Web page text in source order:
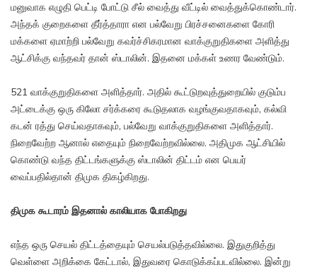
மனுவாக எழுதி பெட்டி போட்டு சீல் வைத்து வீட்டில் வைத்துக்கொண்டார்.
அந்தக் குறைகளை தீர்த்தாரா என பல்வேறு பிரச்சனைகளை கோரி
மக்களை ஏமாற்றி பல்வேறு கவர்ச்சிகரமான வாக்குறுதிகளை அளித்து
ஆட்சிக்கு வந்தவர் தான் ஸ்டாலின். இதனை மக்கள் உணர வேண்டும்.
521 வாக்குறுதிகளை அளித்தார். அதில் கூட்டுறவுத்துறையில் குடும்ப
அட்டைக்கு ஒரு கிலோ சர்க்கரை கூடுதலாக வழங்குவதாகவும், கல்வி
கடன் ரத்து செய்வதாகவும், பல்வேறு வாக்குறுதிகளை அளித்தார்.
நிறைவேற்ற ஆனால் எதையும் நிறைவேற்றவில்லை. அதிமுக ஆட்சியில்
கொண்டு வந்த திட்டங்களுக்கு ஸ்டாலின் திட்டம் என பெயர்
வைப்பதில்தான் திமுக திகழ்கிறது.
திமுக கூடாரம் இதனால் காலியாக போகிறது
எந்த ஒரு செயல் திட்டத்தையும் செயல்படுத்தவில்லை. இதுகுறித்து
வெள்ளை அறிக்கை கேட்டால், இதுவரை கொடுக்கப்படவில்லை. இன்று